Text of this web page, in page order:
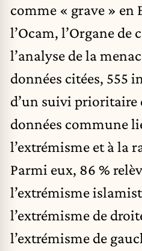
comme « grave » en
l’Ocam, l’Organe
l’analyse de la
données citées, 555
d’un suivi prioritaire
données commune
l’extrémisme et à la
Parmi eux, 86 %
l’extrémisme
l’extrémisme de
l’extrémisme de